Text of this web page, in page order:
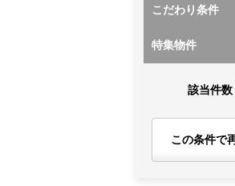
こだわり条件
特集物件
該当件数
この条件で